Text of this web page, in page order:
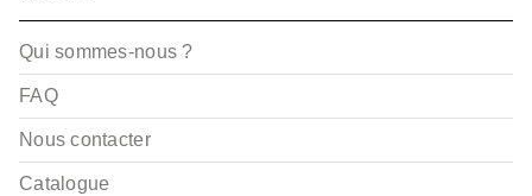
Qui sommes-nous ?
FAQ
Nous contacter
Catalogue